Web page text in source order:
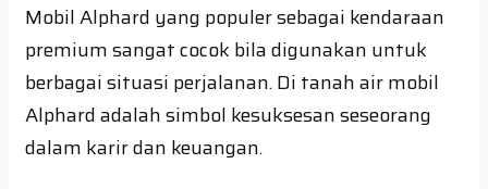
Mobil Alphard yang populer sebagai kendaraan
premium sangat cocok bila digunakan untuk
berbagai situasi perjalanan. Di tanah air mobil
Alphard adalah simbol kesuksesan seseorang
dalam karir dan keuangan.